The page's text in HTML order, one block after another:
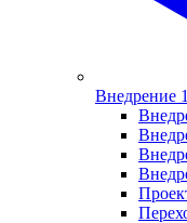
Внедрение